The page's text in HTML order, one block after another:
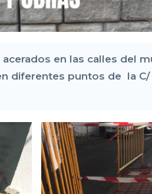
en las calles del
diferentes puntos de la C/